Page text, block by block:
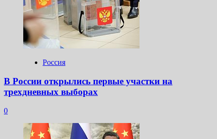
Россия
В России открылись первые участки на
трехдневных выборах
0